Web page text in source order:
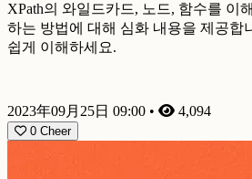
XPath의 와일드카드, 노드, 함수를 이
하는 방법에 대해 심화 내용을 제공합
쉽게 이해하세요.
2023年09月25日 09:00 • 4,094
0 Cheer